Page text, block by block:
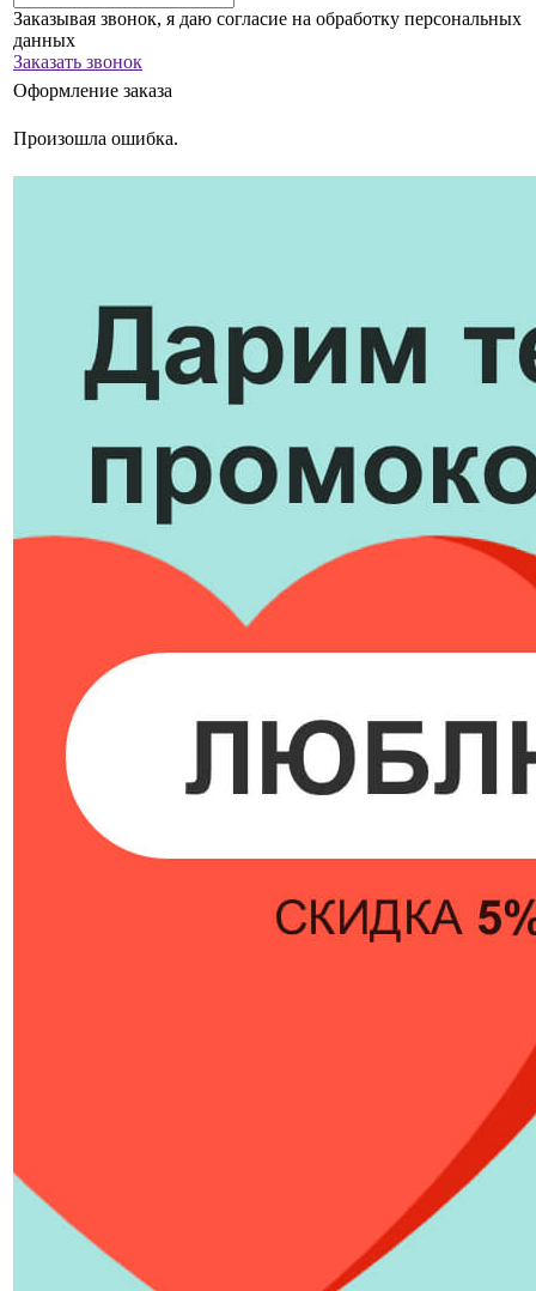
Заказывая звонок, я даю согласие на обработку персональных
данных
Заказать звонок
Оформление заказа
Произошла ошибка.